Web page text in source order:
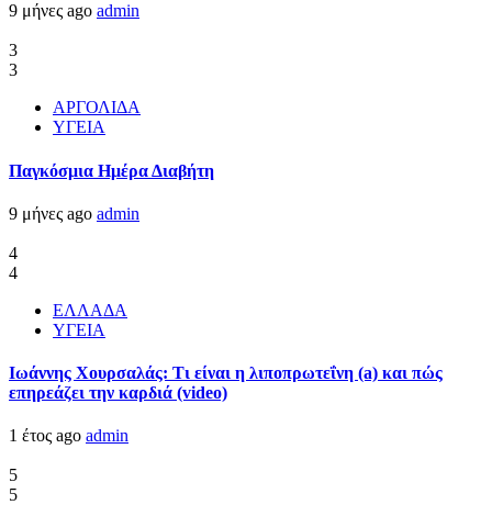
9 μήνες ago admin
3
3
ΑΡΓΟΛΙΔΑ
ΥΓΕΙΑ
Παγκόσμια Ημέρα Διαβήτη
9 μήνες ago admin
4
4
ΕΛΛΑΔΑ
ΥΓΕΙΑ
Ιωάννης Χουρσαλάς: Τι είναι η λιποπρωτεΐνη (a) και πώς
επηρεάζει την καρδιά (video)
1 έτος ago admin
5
5